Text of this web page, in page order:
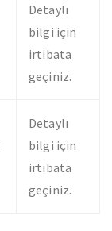
Detaylı
bilgi için
irtibata
geçiniz.
Detaylı
bilgi için
irtibata
geçiniz.